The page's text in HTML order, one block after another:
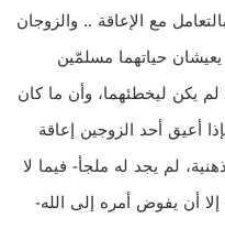
مع الإعاقة .. والزوجان
حياتهما مسلمّين
لم يكن ليخطئهما، وأن ما كان
أعيق أحد الزوجين إعاقة
لم يجد له ملجأ- فيما لا
أن يفوض أمره إلى الله-